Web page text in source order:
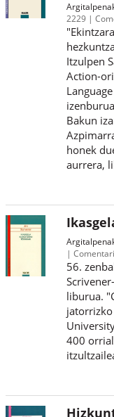
2229
Itzulpen
Action-
Bakun
honek
aurrera,
56.
liburua.
400